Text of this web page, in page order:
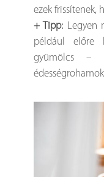
ezek frissítenek,
+ Tipp: Legyen
például előre
gyümölcs –